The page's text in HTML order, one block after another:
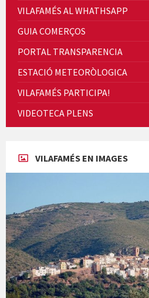
Quintà Culroja
Cicle de Cine i Dones rurals
Concerts al Museu
VILAFAMÉS AL WHATHSAPP
GUIA COMERÇOS
PORTAL TRANSPARENCIA
ESTACIÓ METEORÒLOGICA
VILAFAMÉS PARTICIPA!
VIDEOTECA PLENS
VILAFAMÉS EN IMAGES